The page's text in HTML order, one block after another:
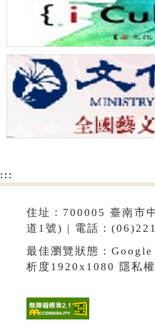
:::
住址：700005 臺南市
道1號) | 電話：
最佳瀏覽狀態：
析度1920x1080 隱私